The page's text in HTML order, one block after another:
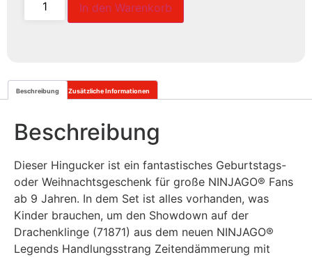
In den Warenkorb
Beschreibung Zusätzliche Informationen
Beschreibung
Dieser Hingucker ist ein fantastisches Geburtstags-
oder Weihnachtsgeschenk für große NINJAGO® Fans
ab 9 Jahren. In dem Set ist alles vorhanden, was
Kinder brauchen, um den Showdown auf der
Drachenklinge (71871) aus dem neuen NINJAGO®
Legends Handlungsstrang Zeitendämmerung mit